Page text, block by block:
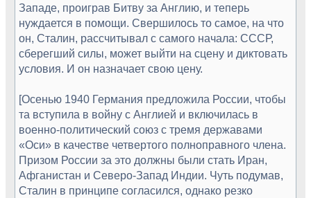
Западе, проиграв Битву за Англию, и теперь
нуждается в помощи. Свершилось то самое, на что
он, Сталин, рассчитывал с самого начала: СССР,
сберегший силы, может выйти на сцену и диктовать
условия. И он назначает свою цену.
[Осенью 1940 Германия предложила России, чтобы
та вступила в войну с Англией и включилась в
военно-политический союз с тремя державами
«Оси» в качестве четвертого полноправного члена.
Призом России за это должны были стать Иран,
Афганистан и Северо-Запад Индии. Чуть подумав,
Сталин в принципе согласился, однако резко